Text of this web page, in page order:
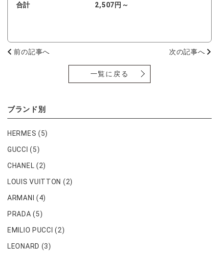
合計 2,507円～
前の記事へ 次の記事へ
一覧に戻る
ブランド別
HERMES (5)
GUCCI (5)
CHANEL (2)
LOUIS VUITTON (2)
ARMANI (4)
PRADA (5)
EMILIO PUCCI (2)
LEONARD (3)